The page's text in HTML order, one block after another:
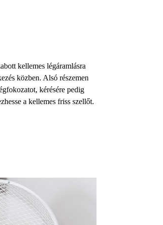
kellemes légáramlásra
közben. Alsó részemen
, kérésére pedig
a kellemes friss szellőt.